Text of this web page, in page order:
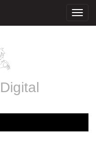
Digital